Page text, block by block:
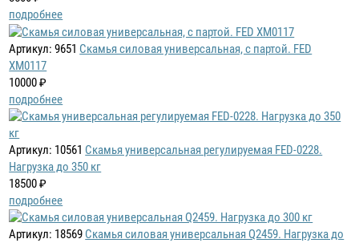
подробнее
Артикул: 9651 Скамья силовая универсальная, с партой. FED
XM0117
10000 ₽
подробнее
Артикул: 10561 Скамья универсальная регулируемая FED-0228.
Нагрузка до 350 кг
18500 ₽
подробнее
Артикул: 18569 Скамья силовая универсальная Q2459. Нагрузка до